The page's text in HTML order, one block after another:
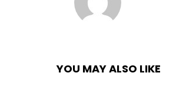
YOU MAY ALSO LIKE